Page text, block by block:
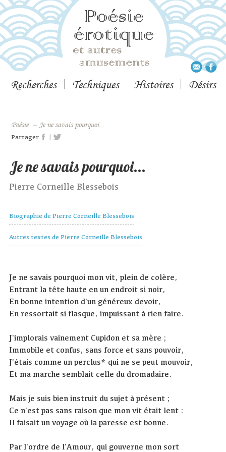
Recherches Techniques Histoires Désirs
Poésie – Je ne savais pourquoi...
Partager |
Je ne savais pourquoi...
Pierre Corneille Blessebois
Biographie de Pierre Corneille Blessebois
Autres textes de Pierre Corneille Blessebois
Je ne savais pourquoi mon vit, plein de colère,
Entrant la tête haute en un endroit si noir,
En bonne intention d'un généreux devoir,
En ressortait si flasque, impuissant à rien faire.
J'implorais vainement Cupidon et sa mère ;
Immobile et confus, sans force et sans pouvoir,
J'étais comme un perclus* qui ne se peut mouvoir,
Et ma marche semblait celle du dromadaire.
Mais je suis bien instruit du sujet à présent ;
Ce n'est pas sans raison que mon vit était lent :
Il faisait un voyage où la paresse est bonne.
Par l'ordre de l'Amour, qui gouverne mon sort